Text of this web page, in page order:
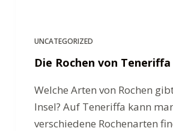
UNCATEGORIZED
Die Rochen von Teneriffa
Welche Arten von Rochen
Insel? Auf Teneriffa kann
verschiedene Rochenarten